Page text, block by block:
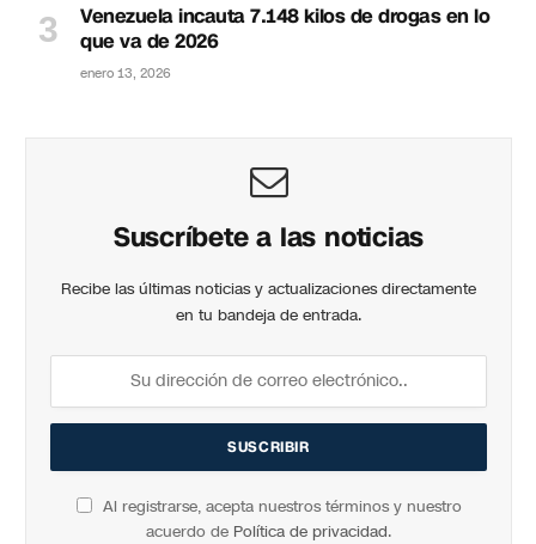
Venezuela incauta 7.148 kilos de drogas en lo
que va de 2026
enero 13, 2026
Suscríbete a las noticias
Recibe las últimas noticias y actualizaciones directamente
en tu bandeja de entrada.
Al registrarse, acepta nuestros términos y nuestro
acuerdo de Política de privacidad.